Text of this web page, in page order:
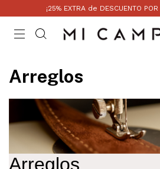
¡25% EXTRA de DESCUENTO
Arreglos